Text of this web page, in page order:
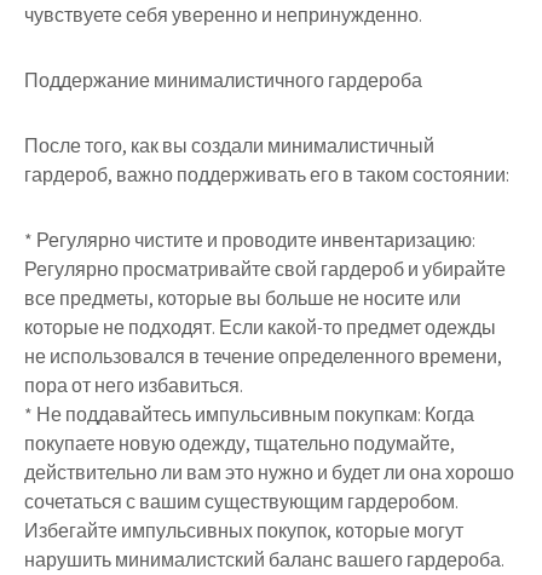
чувствуете себя уверенно и непринужденно.
Поддержание минималистичного гардероба
После того, как вы создали минималистичный
гардероб, важно поддерживать его в таком состоянии:
* Регулярно чистите и проводите инвентаризацию:
Регулярно просматривайте свой гардероб и убирайте
все предметы, которые вы больше не носите или
которые не подходят. Если какой-то предмет одежды
не использовался в течение определенного времени,
пора от него избавиться.
* Не поддавайтесь импульсивным покупкам: Когда
покупаете новую одежду, тщательно подумайте,
действительно ли вам это нужно и будет ли она хорошо
сочетаться с вашим существующим гардеробом.
Избегайте импульсивных покупок, которые могут
нарушить минималистский баланс вашего гардероба.